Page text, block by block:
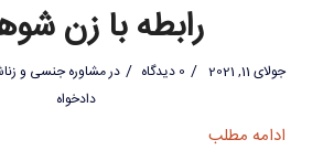
رابطه با زن
جولای 11, 2021 / 0 دیدگاه / درمشاوره جنسی و
دادخواه
ادامه مطلب